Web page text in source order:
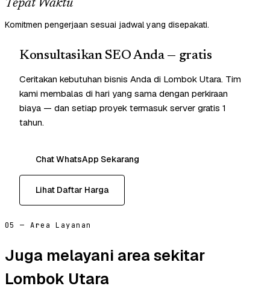
Tepat Waktu
Komitmen pengerjaan sesuai jadwal yang disepakati.
Konsultasikan SEO Anda — gratis
Ceritakan kebutuhan bisnis Anda di Lombok Utara. Tim
kami membalas di hari yang sama dengan perkiraan
biaya — dan setiap proyek termasuk server gratis 1
tahun.
Chat WhatsApp Sekarang
Lihat Daftar Harga
05 — Area Layanan
Juga melayani area sekitar
Lombok Utara